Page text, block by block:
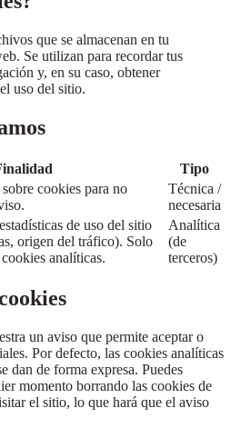
que se almacenan en tu
Se utilizan para recordar tus
y, en su caso, obtener
uso del sitio.
Tipo
cookies para no
Técnica /
necesaria
de uso del sitio
origen del tráfico). Solo
analíticas.
Analítica
(de
terceros)
un aviso que permite aceptar o
Por defecto, las cookies analíticas
dan de forma expresa. Puedes
momento borrando las cookies de
el sitio, lo que hará que el aviso